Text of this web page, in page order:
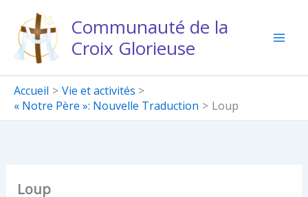
contenu
Communauté de la
Croix Glorieuse
Accueil
Vie et activités
« Notre Père »: Nouvelle Traduction
Loup
Loup